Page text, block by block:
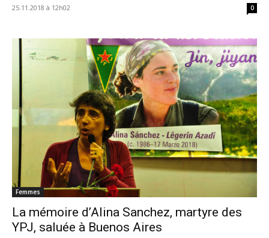
25.11.2018 à 12h02 0
Femmes
La mémoire d’Alina Sanchez, martyre des
YPJ, saluée à Buenos Aires